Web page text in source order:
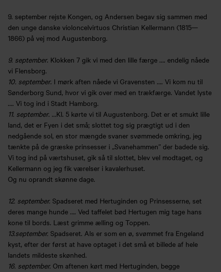
9. september rejste Kongen, og Andersen begav sig sammen med
den unge danske violoncelvirtuos Christian Kellermann (1815—
1866) på vej mod Augustenborg.
9. september. Klokken 7 gik vi med den lille færge …. endelig nåede
vi Flensborg.
10. september. I mørk aften nåede vi Gravensten …. Vi kom nu til
Sønderborg Sund, hvor vi gik over med en trækfærge. Vandet lyste
…. Vi tog ind i Stadt Hamborg.
11. september. …Kl. 5 kørte vi til Augustenborg. Det er et smukt lille
land, det er Fyen i det små; slottet tog sig prægtigt ud i den
nedgående sol, en stor mængde svaner svømmede omkring, jeg
tænkte på de græske prinsesser i „Svanehammen” der badede sig.
Vi tog ind på værtshuset, gik så til slottet, blev vel modtaget, og
Kellermann og jeg fik værelser i kavalerhuset.
Og nu oprandt skønne dage.
12. september. Spadseret med Hertuginden og Prinsesserne, set
deres mange hunde …. Ved taffelet bød Hertugen mig tage hans
kone til bords. Læst grimme ælling og Toppen.
13.september. Spadseret. Als er som en ø, svømmet fra Engeland
kyst, efter der først at have optaget i det små et billede af hele
landets mildeste skønhed.
16. september. Om aftenen kørt med Hertuginden, begge